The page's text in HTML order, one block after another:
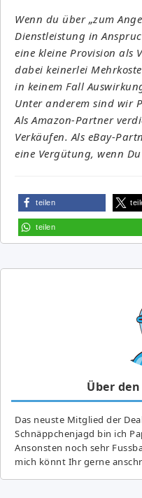
Wenn du über „zum
Dienstleistung in
eine kleine Provision als
dabei keinerlei
in keinem Fall
Unter anderem sind wir
Als Amazon-Partner
Verkäufen. Als eBay-
eine Vergütung, wenn
teilen
teilen
Über
Das neuste Mitglied der
Schnäppchenjagd bin ich
Ansonsten noch sehr
mich könnt Ihr gerne